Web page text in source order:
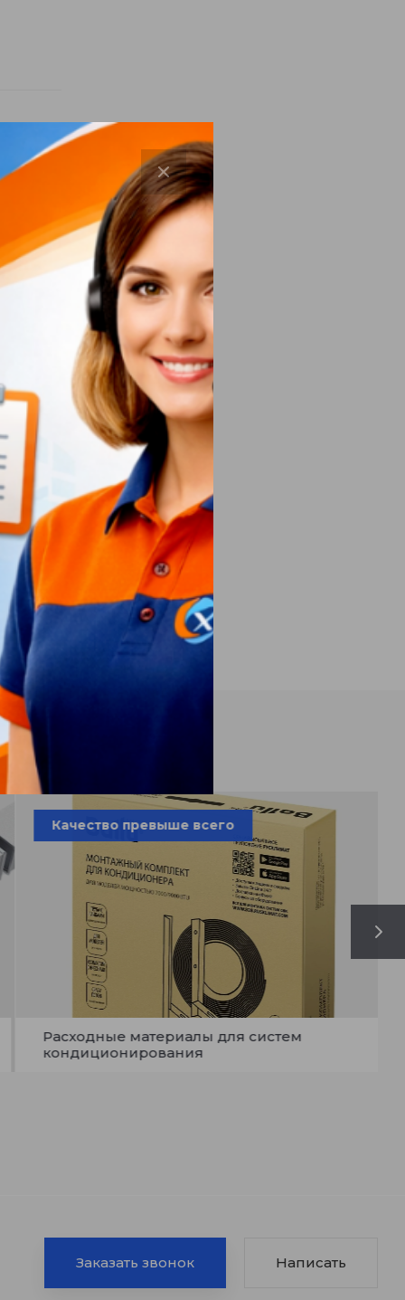
Качество превыше всего
Расходные материалы для систем
кондиционирования
Заказать звонок Написать